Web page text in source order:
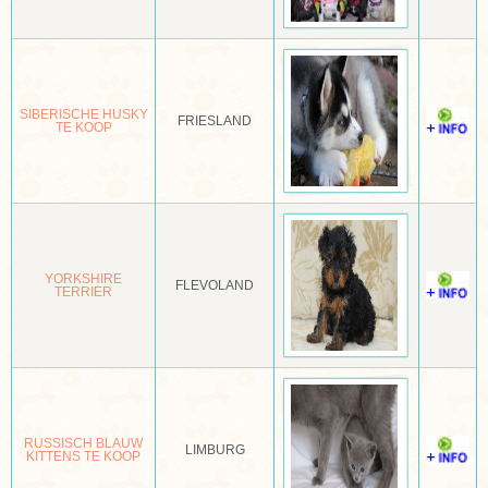
GROENLANDSE HOND
GROTE MÜNSTERLÄNDER
HEIDEWACHTEL
SIBERISCHE HUSKY
TE KOOP
FRIESLAND
YORKSHIRE
TERRIER
FLEVOLAND
RUSSISCH BLAUW
KITTENS TE KOOP
LIMBURG